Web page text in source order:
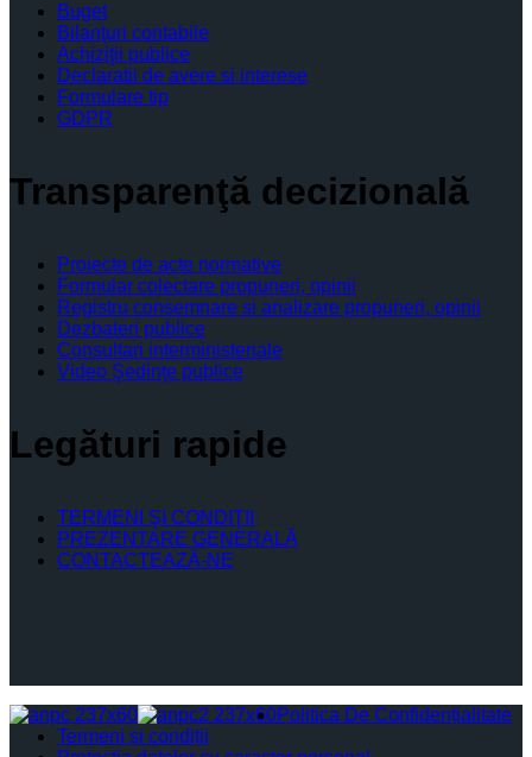
Buget
Bilanţuri contabile
Achiziţii publice
Declaratii de avere si interese
Formulare tip
GDPR
Transparenţă decizională
Proiecte de acte normative
Formular colectare propuneri, opinii
Registru consemnare si analizare propuneri, opinii
Dezbateri publice
Consultari interministeriale
Video Şedinţe publice
Legături rapide
TERMENI ŞI CONDIŢII
PREZENTARE GENERALĂ
CONTACTEAZĂ-NE
Politica De Confidențialitate
Termeni și condiții